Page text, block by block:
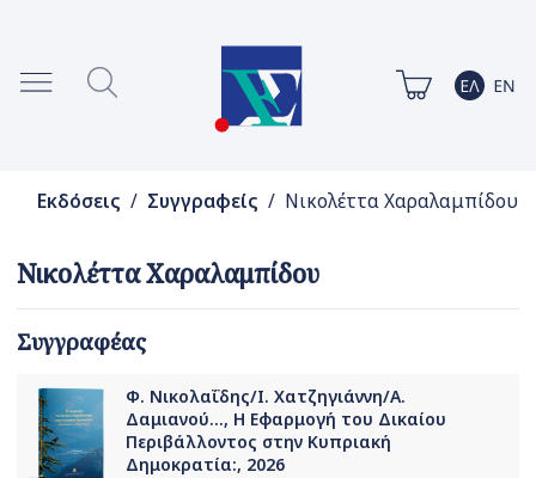
Εκδόσεις / Συγγραφείς / Νικολέττα Χαραλαμπίδου
Νικολέττα Χαραλαμπίδου
Συγγραφέας
Φ. Νικολαΐδης/Ι. Χατζηγιάννη/Α.
Δαμιανού..., Η Εφαρμογή του Δικαίου
Περιβάλλοντος στην Κυπριακή
Δημοκρατία:, 2026